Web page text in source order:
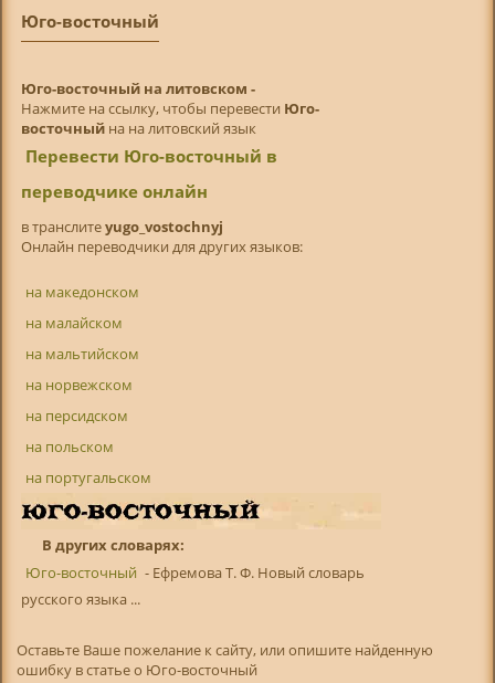
Юго-восточный
Юго-восточный на литовском -
Нажмите на ссылку, чтобы перевести Юго-
восточныйна на литовский язык
Перевести Юго-восточный в
переводчике онлайн
в транслитeyugo_vostochnyj
Онлайн переводчики для других языков:
на македонском
на малайском
на мальтийском
на норвежском
на персидском
на польском
на португальском
В других словарях:
Юго-восточный - Ефремова Т. Ф. Новый словарь
русского языка ...
Оставьте Ваше пожелание к сайту, или опишите найденную
ошибку в статье о Юго-восточный